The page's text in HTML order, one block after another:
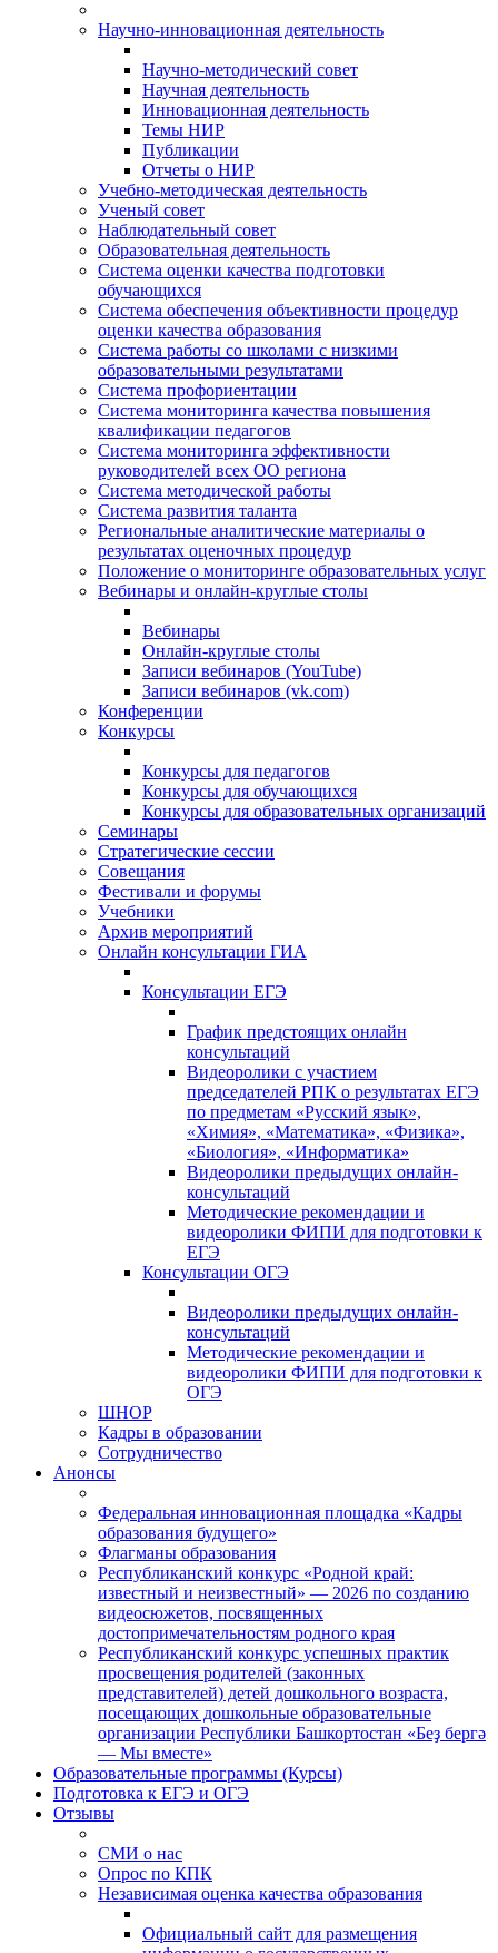
Научно-инновационная деятельность
Научно-методический совет
Научная деятельность
Инновационная деятельность
Темы НИР
Публикации
Отчеты о НИР
Учебно-методическая деятельность
Ученый совет
Наблюдательный совет
Образовательная деятельность
Система оценки качества подготовки
обучающихся
Система обеспечения объективности процедур
оценки качества образования
Система работы со школами с низкими
образовательными результатами
Система профориентации
Система мониторинга качества повышения
квалификации педагогов
Система мониторинга эффективности
руководителей всех ОО региона
Система методической работы
Система развития таланта
Региональные аналитические материалы о
результатах оценочных процедур
Положение о мониторинге образовательных услуг
Вебинары и онлайн-круглые столы
Вебинары
Онлайн-круглые столы
Записи вебинаров (YouTube)
Записи вебинаров (vk.com)
Конференции
Конкурсы
Конкурсы для педагогов
Конкурсы для обучающихся
Конкурсы для образовательных организаций
Семинары
Стратегические сессии
Совещания
Фестивали и форумы
Учебники
Архив мероприятий
Онлайн консультации ГИА
Консультации ЕГЭ
График предстоящих онлайн
консультаций
Видеоролики с участием
председателей РПК о результатах ЕГЭ
по предметам «Русский язык»,
«Химия», «Математика», «Физика»,
«Биология», «Информатика»
Видеоролики предыдущих онлайн-
консультаций
Методические рекомендации и
видеоролики ФИПИ для подготовки к
ЕГЭ
Консультации ОГЭ
Видеоролики предыдущих онлайн-
консультаций
Методические рекомендации и
видеоролики ФИПИ для подготовки к
ОГЭ
ШНОР
Кадры в образовании
Сотрудничество
Анонсы
Федеральная инновационная площадка «Кадры
образования будущего»
Флагманы образования
Республиканский конкурс «Родной край:
известный и неизвестный» — 2026 по созданию
видеосюжетов, посвященных
достопримечательностям родного края
Республиканский конкурс успешных практик
просвещения родителей (законных
представителей) детей дошкольного возраста,
посещающих дошкольные образовательные
организации Республики Башкортостан «Беҙ бергә
— Мы вместе»
Образовательные программы (Курсы)
Подготовка к ЕГЭ и ОГЭ
Отзывы
СМИ о нас
Опрос по КПК
Независимая оценка качества образования
Официальный сайт для размещения